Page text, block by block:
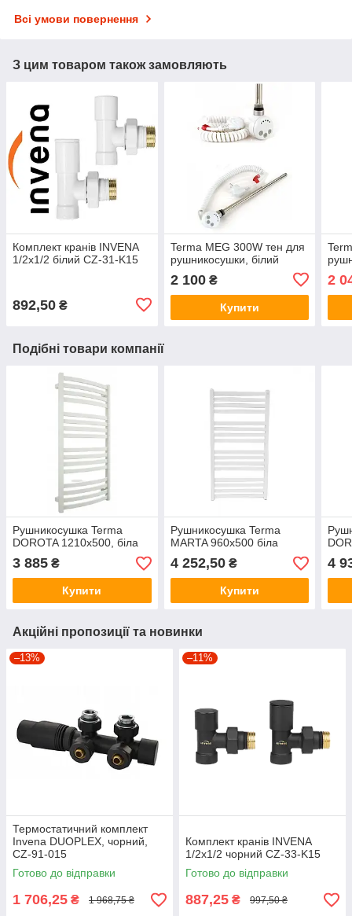
Всі умови повернення
З цим товаром також замовляють
Комплект кранів INVENA
1/2х1/2 білий CZ-31-K15
892,50 ₴
Terma MEG 300W тен для
рушникосушки, білий
2 100₴
Купити
2
Подібні товари компанії
Рушникосушка Terma
DOROTA 1210х500, біла
3 885 ₴
Купити
Рушникосушка Terma
MARTA 960х500 біла
4 252,50₴
Купити
4
Акційні пропозиції та новинки
–13%
Термостатичний комплект
Invena DUOPLEX, чорний,
CZ-91-015
Готово до відправки
1 706,25 ₴ 1 968,75 ₴
–11%
Комплект кранів INVENA
1/2х1/2 чорний CZ-33-K15
Готово до відправки
887,25 ₴ 997,50 ₴